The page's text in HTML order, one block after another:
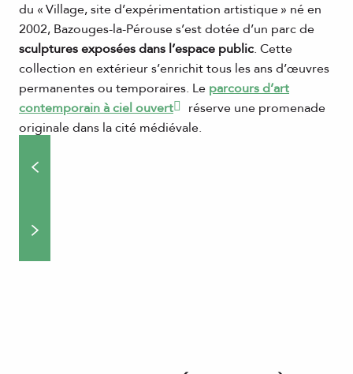
du « Village, site d’expérimentation artistique » né en
2002, Bazouges-la-Pérouse s’est dotée d’un parc de
sculptures exposées dans l’espace public. Cette
collection en extérieur s’enrichit tous les ans d’œuvres
permanentes ou temporaires. Le parcours d’art
contemporain à ciel ouvert
réserve une promenade
originale dans la cité médiévale.